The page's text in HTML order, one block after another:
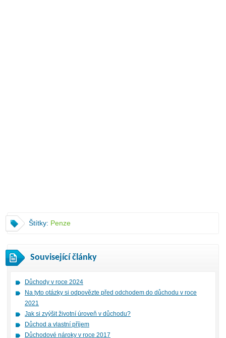
Štítky: Penze
Související články
Důchody v roce 2024
Na tyto otázky si odpovězte před odchodem do důchodu v roce
2021
Jak si zvýšit životní úroveň v důchodu?
Důchod a vlastní příjem
Důchodové nároky v roce 2017